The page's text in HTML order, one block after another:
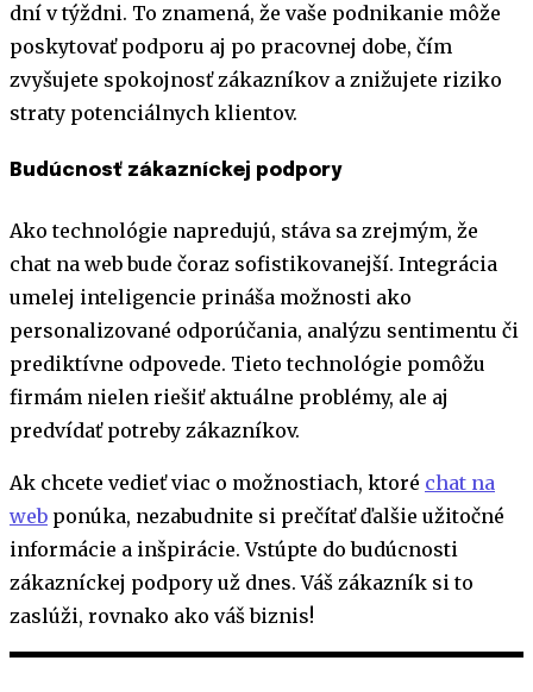
dní v týždni. To znamená, že vaše podnikanie môže
poskytovať podporu aj po pracovnej dobe, čím
zvyšujete spokojnosť zákazníkov a znižujete riziko
straty potenciálnych klientov.
Budúcnosť zákazníckej podpory
Ako technológie napredujú, stáva sa zrejmým, že
chat na web bude čoraz sofistikovanejší. Integrácia
umelej inteligencie prináša možnosti ako
personalizované odporúčania, analýzu sentimentu či
prediktívne odpovede. Tieto technológie pomôžu
firmám nielen riešiť aktuálne problémy, ale aj
predvídať potreby zákazníkov.
Ak chcete vedieť viac o možnostiach, ktoré chat na
web ponúka, nezabudnite si prečítať ďalšie užitočné
informácie a inšpirácie. Vstúpte do budúcnosti
zákazníckej podpory už dnes. Váš zákazník si to
zaslúži, rovnako ako váš biznis!